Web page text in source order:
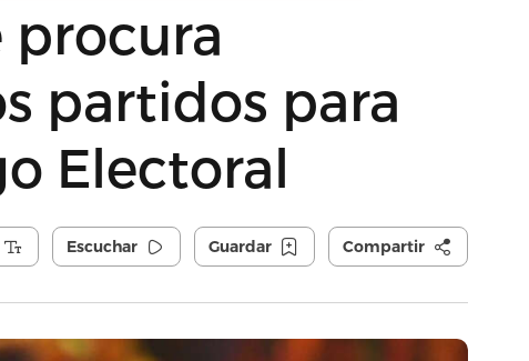
procura
partidos para
Electoral
Escuchar Guardar Compartir